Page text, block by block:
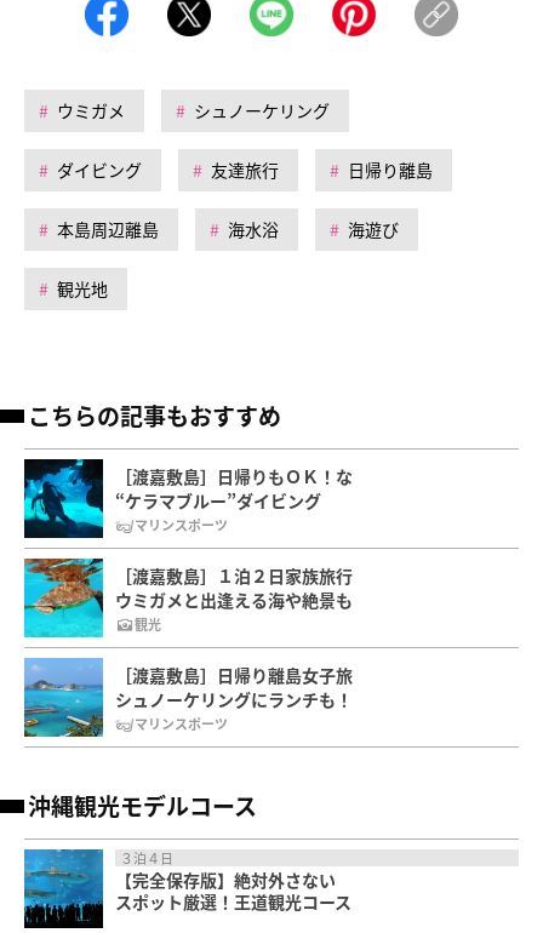
ウミガメ シュノーケリング
ダイビング 友達旅行 日帰り離島
本島周辺離島 海水浴 海遊び
観光地
こちらの記事もおすすめ
［渡嘉敷島］日帰りもＯＫ！な
“ケラマブルー”ダイビング
マリンスポーツ
［渡嘉敷島］１泊２日家族旅行
ウミガメと出逢える海や絶景も
観光
［渡嘉敷島］日帰り離島女子旅
シュノーケリングにランチも！
マリンスポーツ
沖縄観光モデルコース
３泊４日
【完全保存版】絶対外さない
スポット厳選！王道観光コース